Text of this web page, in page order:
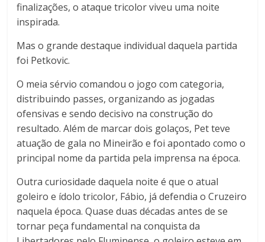
finalizações, o ataque tricolor viveu uma noite
inspirada.
Mas o grande destaque individual daquela partida
foi Petkovic.
O meia sérvio comandou o jogo com categoria,
distribuindo passes, organizando as jogadas
ofensivas e sendo decisivo na construção do
resultado. Além de marcar dois golaços, Pet teve
atuação de gala no Mineirão e foi apontado como o
principal nome da partida pela imprensa na época.
Outra curiosidade daquela noite é que o atual
goleiro e ídolo tricolor, Fábio, já defendia o Cruzeiro
naquela época. Quase duas décadas antes de se
tornar peça fundamental na conquista da